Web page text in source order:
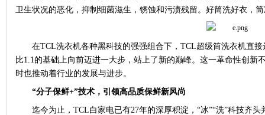
卫生状况的恶化，抑制细菌滋生，锈蚀和污渍残留。好筒洗好衣，
在TCL洗衣机各种黑科技的强强组合下， TCL超级筒洗衣机直
比1.1的基础上向前迈进一大步，站上了新的巅峰。这一革命性创新
时也推动着行业的发展与进步。
“分子保鲜+”技术，引领高品质保鲜新风尚
迄今为止， TCL白家电已有27年的深厚积淀，“冰”“洗”科技齐